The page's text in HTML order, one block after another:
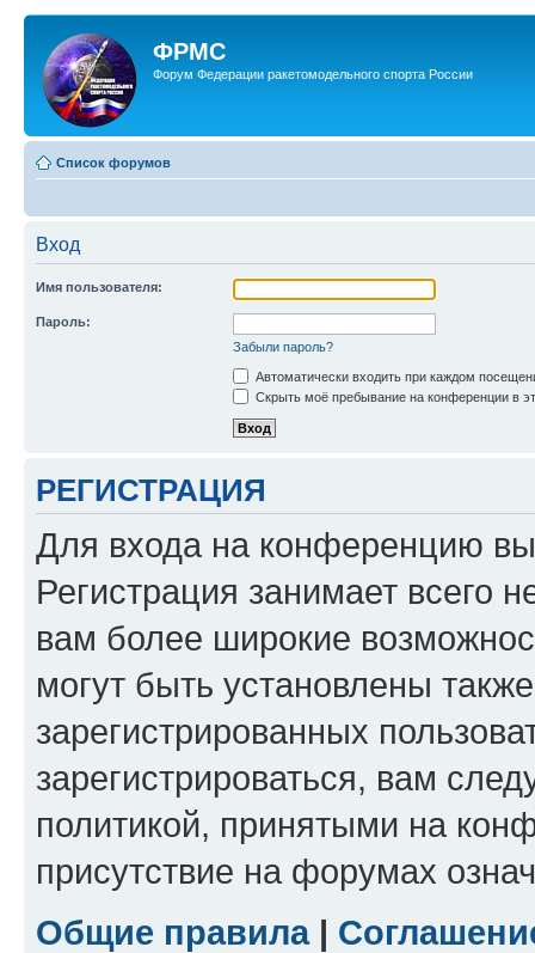
ФРМС
Форум Федерации ракетомодельного спорта России
Список форумов
Вход
Имя пользователя:
Пароль:
Забыли пароль?
Автоматически входить при каждом
Скрыть моё пребывание на конференции в
РЕГИСТРАЦИЯ
Для входа на конференцию
Регистрация занимает всего
вам более широкие
могут быть установлены
зарегистрированных
зарегистрироваться, вам
политикой, принятыми на
присутствие на форумах
Общие правила|